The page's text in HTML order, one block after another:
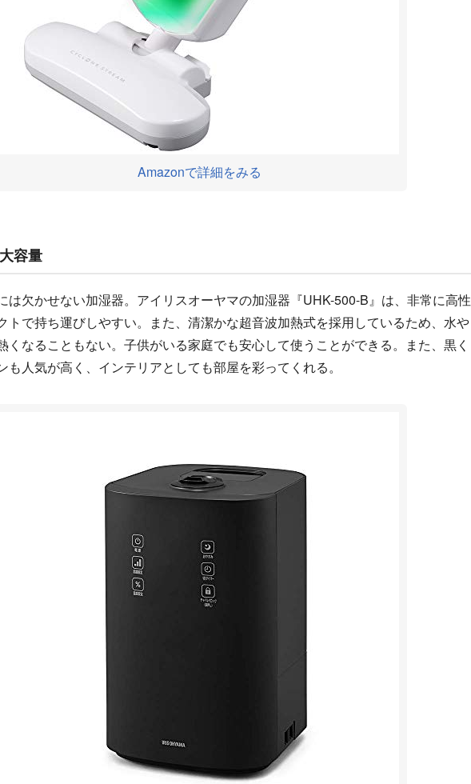
Amazonで詳細をみる
容量
は欠かせない加湿器。アイリスオーヤマの加湿器『UHK-500-B』は、非常に高性
トで持ち運びしやすい。また、清潔かな超音波加熱式を採用しているため、水や
くなることもない。子供がいる家庭でも安心して使うことができる。また、黒く
も人気が高く、インテリアとしても部屋を彩ってくれる。